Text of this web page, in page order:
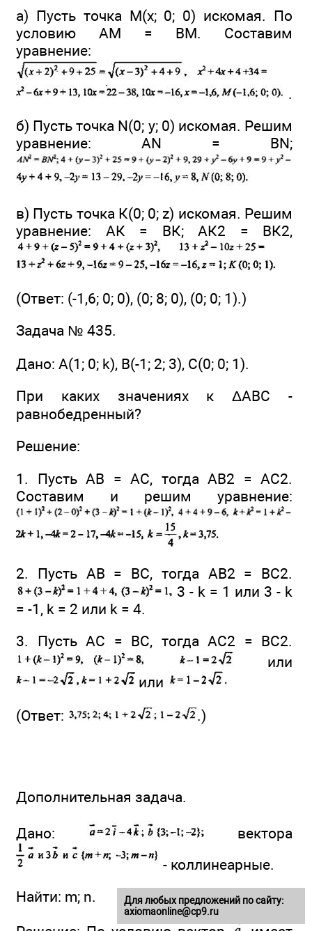
а) Пусть точка М(х; 0; 0) искомая. По
условию АМ = ВМ. Составим
уравнение:
.
б) Пусть точка N(0; y; 0) искомая. Решим
уравнение: AN = BN;
в) Пусть точка К(0; 0; z) искомая. Решим
уравнение: АК = ВК; АК2 = ВК2,
(Ответ: (-1,6; 0; 0), (0; 8; 0), (0; 0; 1).)
Задача № 435.
Дано: А(1; 0; k), В(-1; 2; 3), С(0; 0; 1).
При каких значениях к ΔАВС -
равнобедренный?
Решение:
1. Пусть АВ = АС, тогда АВ2 = АС2.
Составим и решим уравнение:
2. Пусть АВ = ВС, тогда АВ2 = ВС2.
3 - k = 1 или 3 - k
= -1, k = 2 или k = 4.
3. Пусть АС = ВС, тогда AC2 = BC2.
или
или
(Ответ:
.)
Дополнительная задача.
Дано:
вектора
- коллинеарные.
Найти: m; n.
Для любых предложений по сайту:
axiomaonline@cp9.ru